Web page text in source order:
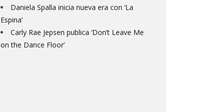
Daniela Spalla inicia nueva era con ‘La
Espina’
Carly Rae Jepsen publica ‘Don’t Leave Me
on the Dance Floor’